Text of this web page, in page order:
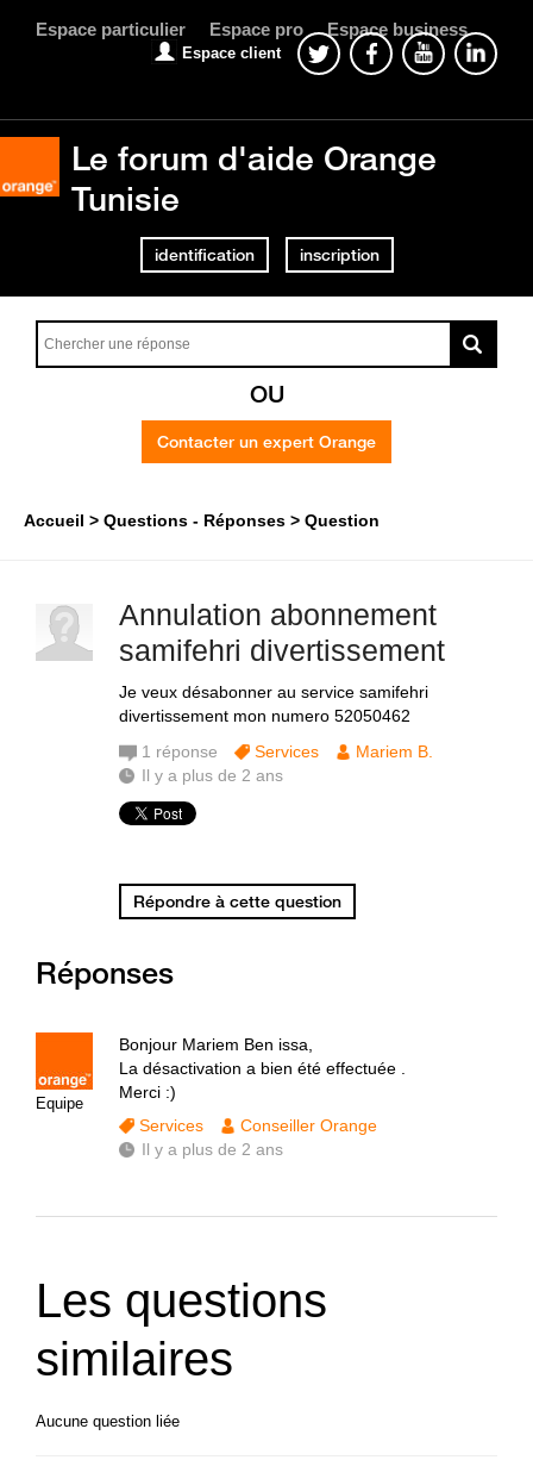
Espace particulier Espace pro Espace business
Espace client
Le forum d'aide Orange
Tunisie
identification inscription
OU
Contacter un expert Orange
Accueil Questions - Réponses Question
Annulation abonnement
samifehri divertissement
Je veux désabonner au service samifehri
divertissement mon numero 52050462
1 réponse Services
Mariem B.
Il y a plus de 2 ans
Répondre à cette question
Réponses
Equipe
Bonjour Mariem Ben issa,
La désactivation a bien été effectuée .
Merci :)
Services
Conseiller Orange
Il y a plus de 2 ans
Les questions
similaires
Aucune question liée